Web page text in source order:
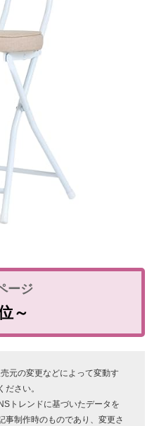
～
元の変更などによって変動す
さい。
トレンドに基づいたデータを
事制作時のものであり、変更さ